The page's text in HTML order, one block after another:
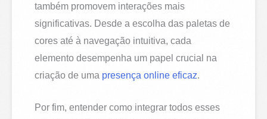
também promovem interações mais
significativas. Desde a escolha das paletas de
cores até à navegação intuitiva, cada
elemento desempenha um papel crucial na
criação de uma presença online eficaz.
Por fim, entender como integrar todos esses